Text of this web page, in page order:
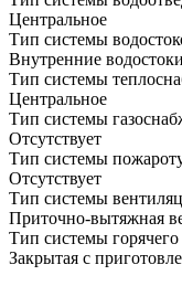
Центральное
Тип системы
Внутренние водостоки
Тип системы
Центральное
Тип системы
Отсутствует
Тип системы
Отсутствует
Тип системы
Приточно-вытяжная
Тип системы
Закрытая с